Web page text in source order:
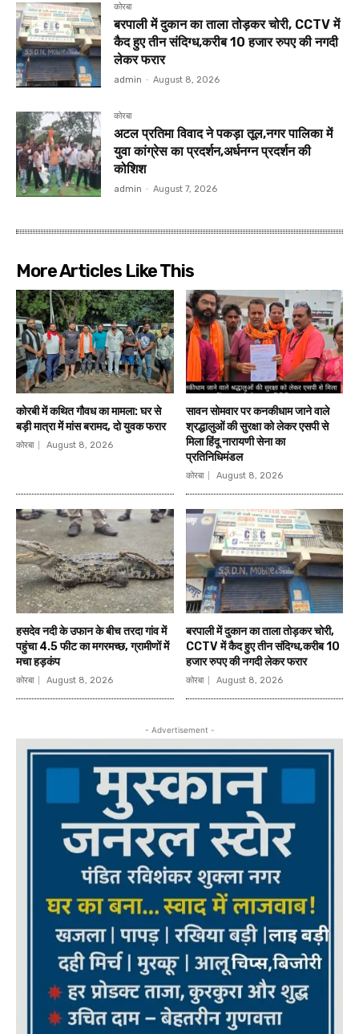
कोरबा
बरपाली में दुकान का ताला तोड़कर चोरी, CCTV में
कैद हुए तीन संदिग्ध,करीब 10 हजार रुपए की नगदी
लेकर फरार
admin - August 8, 2026
कोरबा
अटल प्रतिमा विवाद ने पकड़ा तूल,नगर पालिका में
युवा कांग्रेस का प्रदर्शन,अर्धनग्न प्रदर्शन की
कोशिश
admin - August 7, 2026
More Articles Like This
कोरबी में कथित गौवध का मामला: घर से
बड़ी मात्रा में मांस बरामद, दो युवक फरार
कोरबा August 8, 2026
सावन सोमवार पर कनकीधाम जाने वाले
श्रद्धालुओं की सुरक्षा को लेकर एसपी से
मिला हिंदू नारायणी सेना का
प्रतिनिधिमंडल
कोरबा August 8, 2026
हसदेव नदी के उफान के बीच तरदा गांव में
पहुंचा 4.5 फीट का मगरमच्छ, ग्रामीणों में
मचा हड़कंप
कोरबा August 8, 2026
बरपाली में दुकान का ताला तोड़कर चोरी,
CCTV में कैद हुए तीन संदिग्ध,करीब 10
हजार रुपए की नगदी लेकर फरार
कोरबा August 8, 2026
- Advertisement -